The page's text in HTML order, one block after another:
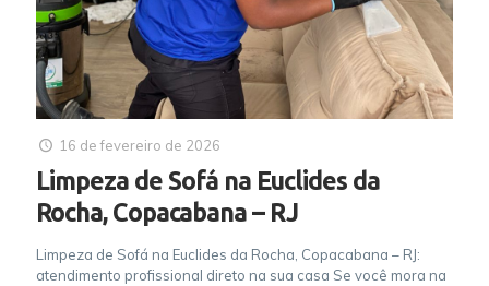
16 de fevereiro de 2026
Limpeza de Sofá na Euclides da
Rocha, Copacabana – RJ
Limpeza de Sofá na Euclides da Rocha, Copacabana – RJ:
atendimento profissional direto na sua casa Se você mora na